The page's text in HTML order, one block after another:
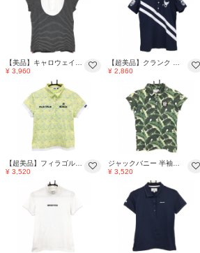
【美品】キャロウェイ 半袖ポロシャツ 黒×白 ボーダー 織生地 襟元シャツ風デザイン コットン100％ レディース M ゴルフウェア Callaway
¥ 3,960
【超美品】クランク 半袖ポロシャツ ネイビー×白 斜めライン ワッペン レディース L ゴルフウェア CLUNK
¥ 2,860
【超美品】フィラゴルフ 半袖ポロシャツ イエロー×パープル系 総柄 ロゴ刺しゅう レディース LL ゴルフウェア FILA GOLF
¥ 3,520
ジャックバニー 半袖ポロシャツ グリーン リーフ柄 ワッペン レディース 0(S) ゴルフウェア Jack Bunny
¥ 3,520